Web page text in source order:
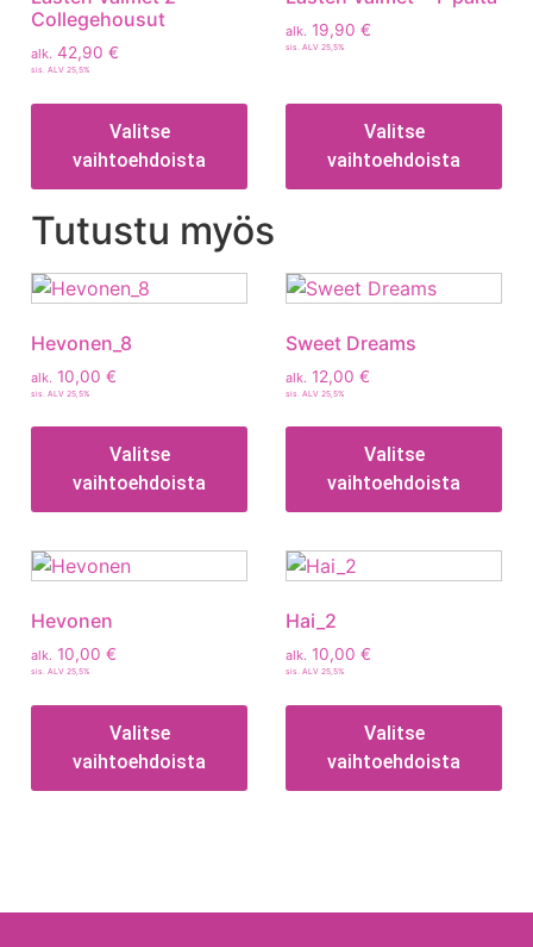
Collegehousut
alk. 42,90 €
sis. ALV 25,5%
Valitse
vaihtoehdoista
alk. 19,90 €
sis. ALV 25,5%
Valitse
vaihtoehdoista
Tutustu myös
Hevonen_8
alk. 10,00 €
sis. ALV 25,5%
Valitse
vaihtoehdoista
Sweet Dreams
alk. 12,00 €
sis. ALV 25,5%
Valitse
vaihtoehdoista
Hevonen
alk. 10,00 €
sis. ALV 25,5%
Valitse
vaihtoehdoista
Hai_2
alk. 10,00 €
sis. ALV 25,5%
Valitse
vaihtoehdoista